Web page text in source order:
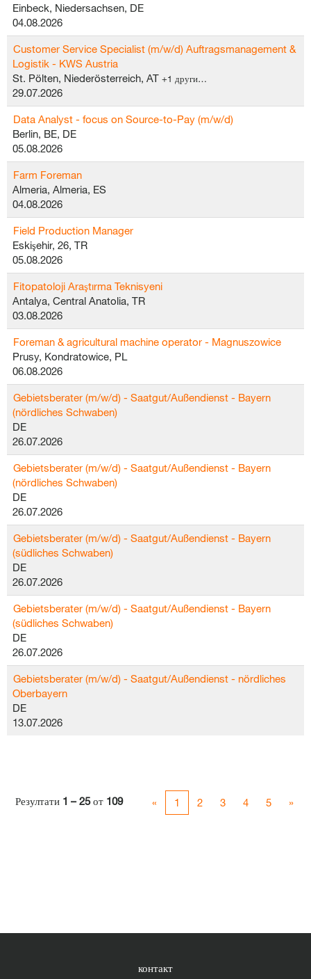
Einbeck, Niedersachsen, DE
04.08.2026
Customer Service Specialist (m/w/d) Auftragsmanagement &
Logistik - KWS Austria
St. Pölten, Niederösterreich, AT +1 други…
29.07.2026
Data Analyst - focus on Source-to-Pay (m/w/d)
Berlin, BE, DE
05.08.2026
Farm Foreman
Almeria, Almeria, ES
04.08.2026
Field Production Manager
Eskişehir, 26, TR
05.08.2026
Fitopatoloji Araştırma Teknisyeni
Antalya, Central Anatolia, TR
03.08.2026
Foreman & agricultural machine operator - Magnuszowice
Prusy, Kondratowice, PL
06.08.2026
Gebietsberater (m/w/d) - Saatgut/Außendienst - Bayern
(nördliches Schwaben)
DE
26.07.2026
Gebietsberater (m/w/d) - Saatgut/Außendienst - Bayern
(nördliches Schwaben)
DE
26.07.2026
Gebietsberater (m/w/d) - Saatgut/Außendienst - Bayern
(südliches Schwaben)
DE
26.07.2026
Gebietsberater (m/w/d) - Saatgut/Außendienst - Bayern
(südliches Schwaben)
DE
26.07.2026
Gebietsberater (m/w/d) - Saatgut/Außendienst - nördliches
Oberbayern
DE
13.07.2026
Резултати 1 – 25от 109 « 1 2 3 4 5 »
контакт